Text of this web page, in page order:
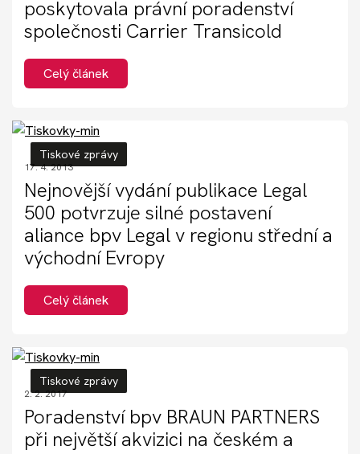
poskytovala právní poradenství
společnosti Carrier Transicold
Celý článek
Tiskové zprávy
17. 4. 2013
Nejnovější vydání publikace Legal
500 potvrzuje silné postavení
aliance bpv Legal v regionu střední a
východní Evropy
Celý článek
Tiskové zprávy
2. 2. 2017
Poradenství bpv BRAUN PARTNERS
při největší akvizici na českém a